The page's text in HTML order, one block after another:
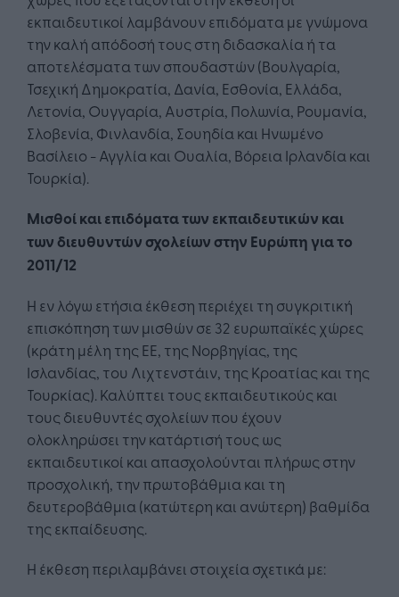
εκπαιδευτικοί λαμβάνουν επιδόματα με γνώμονα
την καλή απόδοσή τους στη διδασκαλία ή τα
αποτελέσματα των σπουδαστών (Βουλγαρία,
Τσεχική Δημοκρατία, Δανία, Εσθονία, Ελλάδα,
Λετονία, Ουγγαρία, Αυστρία, Πολωνία, Ρουμανία,
Σλοβενία, Φινλανδία, Σουηδία και Ηνωμένο
Βασίλειο - Αγγλία και Ουαλία, Βόρεια Ιρλανδία και
Τουρκία).
Μισθοί και επιδόματα των εκπαιδευτικών και
των διευθυντών σχολείων στην Ευρώπη για το
2011/12
Η εν λόγω ετήσια έκθεση περιέχει τη συγκριτική
επισκόπηση των μισθών σε 32 ευρωπαϊκές χώρες
(κράτη μέλη της ΕΕ, της Νορβηγίας, της
Ισλανδίας, του Λιχτενστάιν, της Κροατίας και της
Τουρκίας). Καλύπτει τους εκπαιδευτικούς και
τους διευθυντές σχολείων που έχουν
ολοκληρώσει την κατάρτισή τους ως
εκπαιδευτικοί και απασχολούνται πλήρως στην
προσχολική, την πρωτοβάθμια και τη
δευτεροβάθμια (κατώτερη και ανώτερη) βαθμίδα
της εκπαίδευσης.
Η έκθεση περιλαμβάνει στοιχεία σχετικά με: